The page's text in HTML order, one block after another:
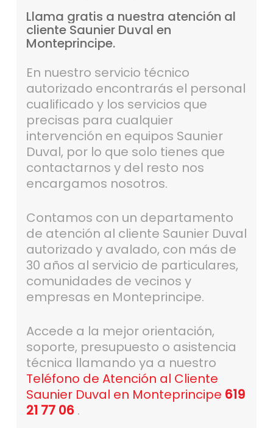
Llama gratis a nuestra atención al
cliente Saunier Duval en
Monteprincipe.
En nuestro servicio técnico
autorizado encontrarás el personal
cualificado y los servicios que
precisas para cualquier
intervención en equipos Saunier
Duval, por lo que solo tienes que
contactarnos y del resto nos
encargamos nosotros.
Contamos con un departamento
de atención al cliente Saunier Duval
autorizado y avalado, con más de
30 años al servicio de particulares,
comunidades de vecinos y
empresas en Monteprincipe.
Accede a la mejor orientación,
soporte, presupuesto o asistencia
técnica llamando ya a nuestro
Teléfono de Atención al Cliente
Saunier Duval en Monteprincipe 619
21 77 06 .